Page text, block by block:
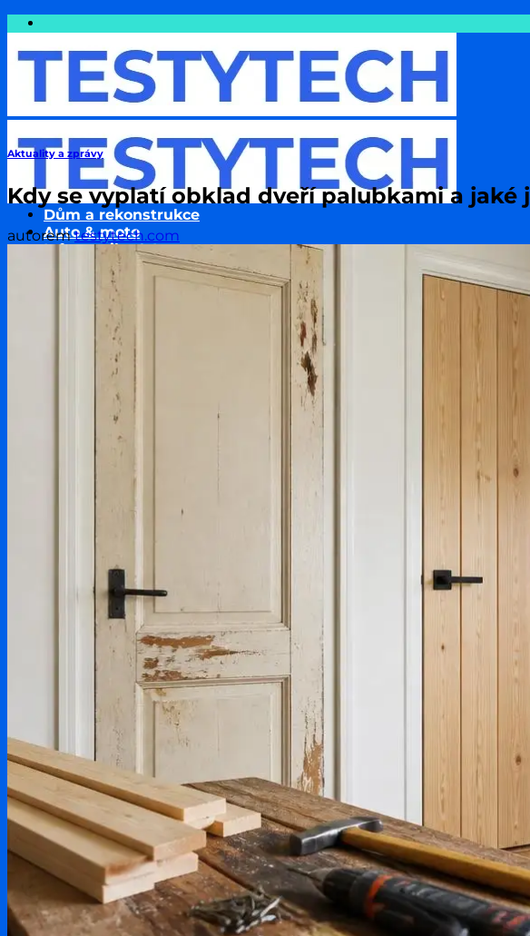
Přeskočit
obsah
Dům a rekonstrukce
Auto & moto
Informatika & Internet
Cestování
Finance a Peníze
Podnikání & Technologie
Pojištění
Zdraví a wellness
Životní styl
Rodina a děti
Testování produktů
Aktuality & zprávy
Aktuality a zprávy
Kdy se vyplatí obklad dveří palubkami a jaké
autoremtestytech.com